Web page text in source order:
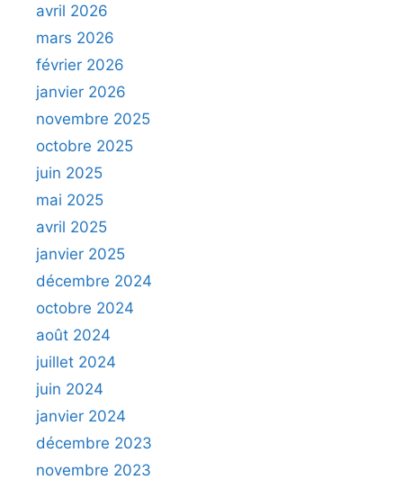
avril 2026
mars 2026
février 2026
janvier 2026
novembre 2025
octobre 2025
juin 2025
mai 2025
avril 2025
janvier 2025
décembre 2024
octobre 2024
août 2024
juillet 2024
juin 2024
janvier 2024
décembre 2023
novembre 2023